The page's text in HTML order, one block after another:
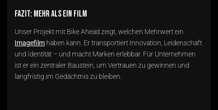
Fazit: Mehr als ein Film
Unser Projekt mit Bike Ahead zeigt, welchen Mehrwert ein
Imagefilm haben kann. Er transportiert Innovation, Leidenschaft
und Identität – und macht Marken erlebbar. Für Unternehmen
ist er ein zentraler Baustein, um Vertrauen zu gewinnen und
langfristig im Gedächtnis zu bleiben.